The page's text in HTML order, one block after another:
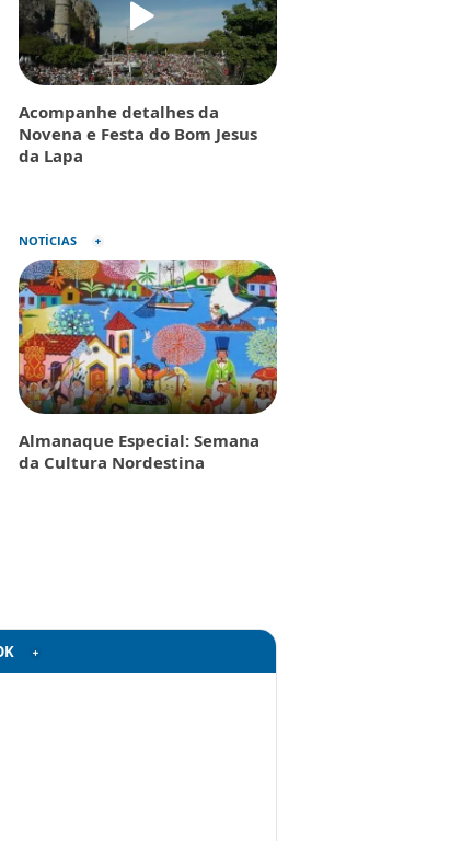
Acompanhe detalhes da
Novena e Festa do Bom Jesus
da Lapa
NOTÍCIAS
Almanaque Especial: Semana
da Cultura Nordestina